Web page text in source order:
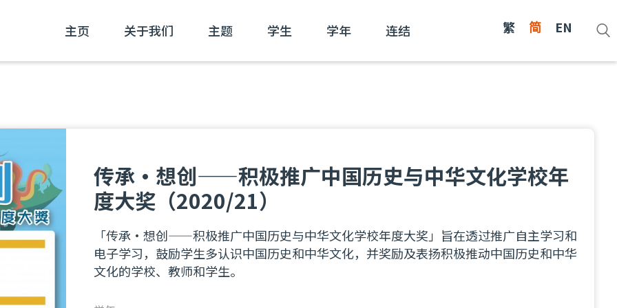
主页 关于我们 主题 学生 学年 连结 繁 简 EN
传承・想创——积极推广中国历史与中华文化学校年
度大奖（2020/21）
「传承・想创——积极推广中国历史与中华文化学校年度大奖」旨在透过推广自主学习和
电子学习，鼓励学生多认识中国历史和中华文化，并奖励及表扬积极推动中国历史和中华
文化的学校、教师和学生。